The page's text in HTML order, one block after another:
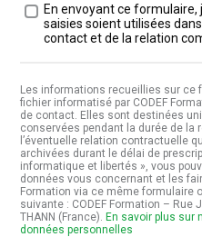
Traitement des données *
En envoyant ce
saisies soient utilisées
contact et de la relation
Les informations recueillies sur ce
fichier informatisé par CODEF
de contact. Elles sont destinées
conservées pendant la durée de la
l’éventuelle relation contractuelle
archivées durant le délai de
informatique et libertés », vous
données vous concernant et les
Formation via ce même formulaire
suivante : CODEF Formation – Rue
THANN (France). En savoir plus sur
données personnelles